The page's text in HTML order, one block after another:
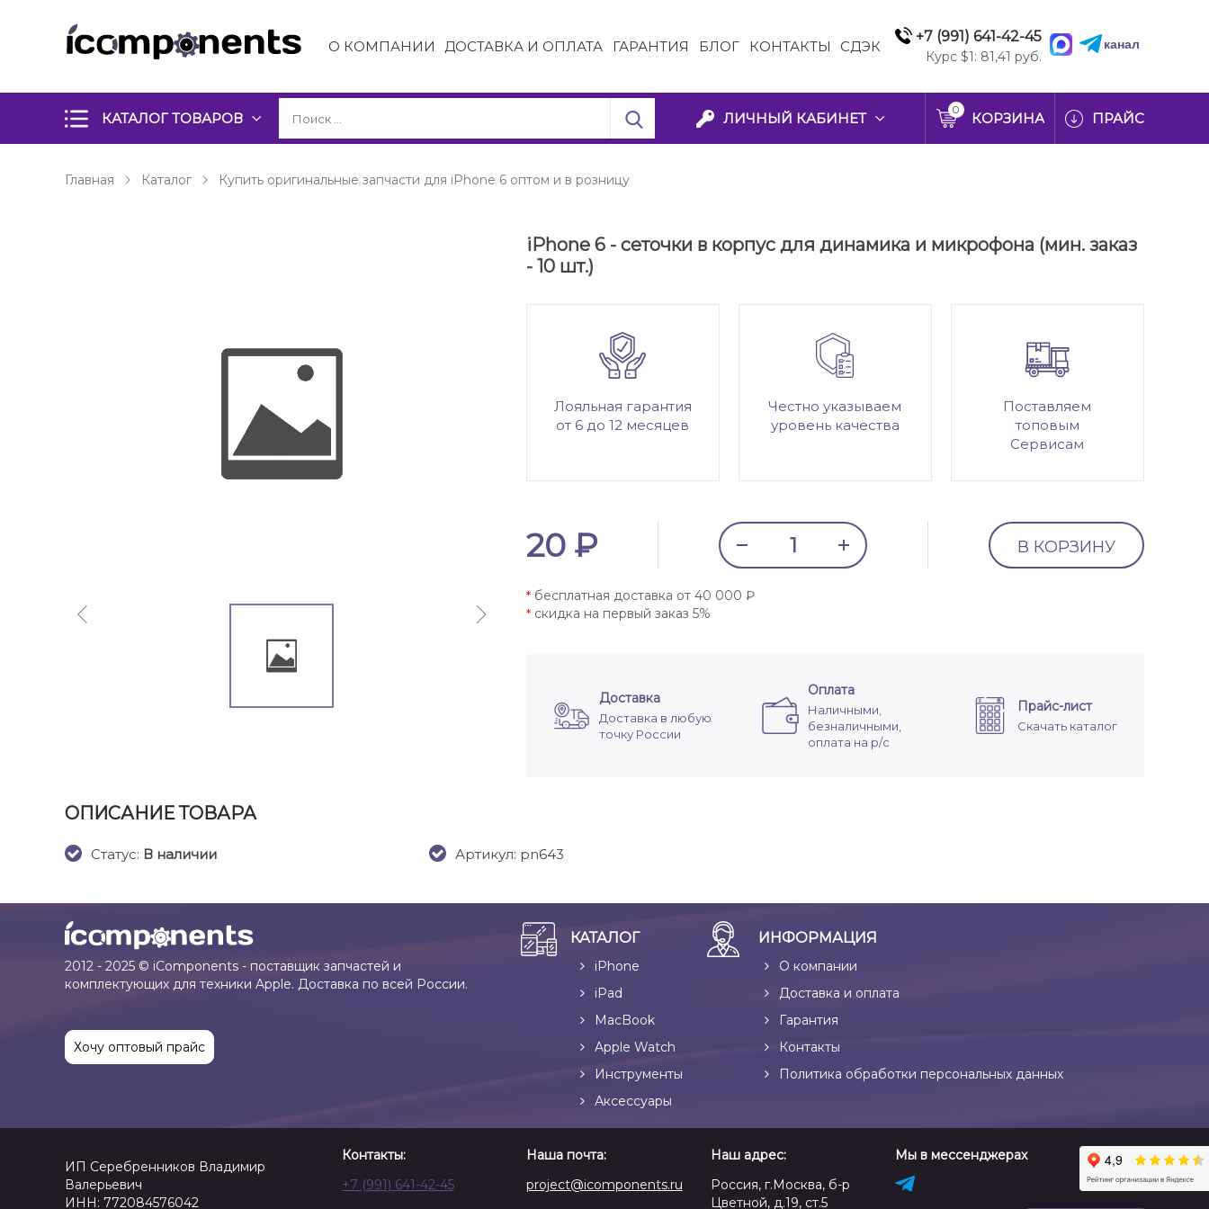
О КОМПАНИИ ДОСТАВКА И ОПЛАТА ГАРАНТИЯ БЛОГ КОНТАКТЫ СДЭК
+7 (991) 641-42-45
Курс $1: 81,41 руб.
канал
КАТАЛОГ ТОВАРОВ ЛИЧНЫЙ КАБИНЕТ
0
КОРЗИНА ПРАЙС
Главная Каталог Купить оригинальные запчасти для iPhone 6 оптом и в розницу
iPhone 6 - сеточки в корпус для динамика и микрофона (мин. заказ
- 10 шт.)
Лояльная гарантия
от 6 до 12 месяцев
Честно указываем
уровень качества
Поставляем
топовым
Сервисам
20 ₽ В КОРЗИНУ
*бесплатная доставка от 40 000 ₽
*скидка на первый заказ 5%
Доставка
Доставка в любую
точку России
Оплата
Наличными,
безналичными,
оплата на р/с
Прайс-лист
Скачать каталог
ОПИСАНИЕ ТОВАРА
Cтатус: В наличии Артикул: pn643
2012 - 2025 © iComponents - поставщик запчастей и
комплектующих для техники Apple. Доставка по всей России.
Хочу оптовый прайс
КАТАЛОГ
iPhone
iPad
MacBook
Apple Watch
Инструменты
Аксессуары
ИНФОРМАЦИЯ
О компании
Доставка и оплата
Гарантия
Контакты
Политика обработки персональных данных
ИП Серебренников Владимир
Валерьевич
ИНН: 772084576042
Контакты:
+7 (991) 641-42-45
Наша почта:
project@icomponents.ru
Наш адрес:
Россия, г.Москва, б-р
Цветной, д.19, ст.5
Мы в мессенджерах